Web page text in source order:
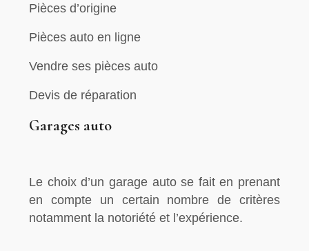
Pièces d’origine
Pièces auto en ligne
Vendre ses pièces auto
Devis de réparation
Garages auto
Le choix d’un garage auto se fait en prenant
en compte un certain nombre de critères
notamment la notoriété et l’expérience.